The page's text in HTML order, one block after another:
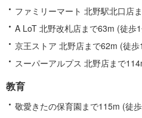
ファミリーマート 北野駅北口店
A LoT 北野改札店まで63m (徒歩
京王ストア 北野店まで62m (徒歩
スーパーアルプス 北野店まで
教育
敬愛きたの保育園まで115m (徒